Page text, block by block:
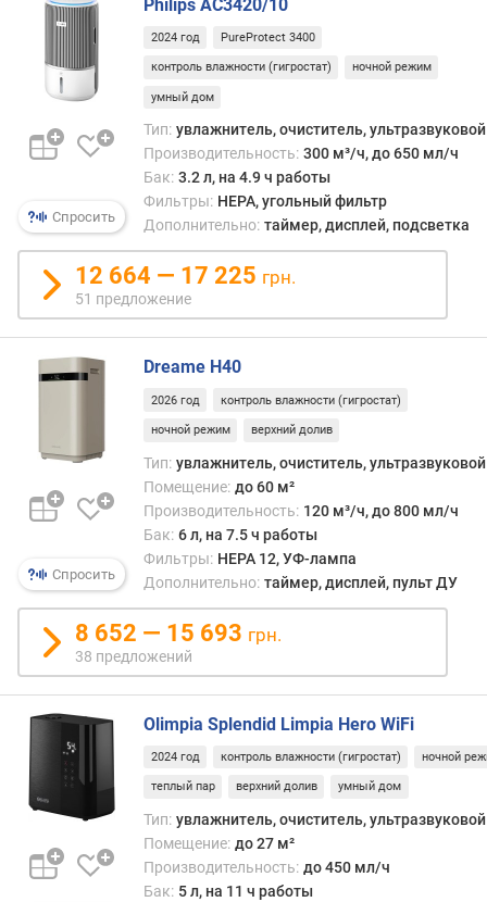
а
х
о
в
о
(
м
л
/
ч
)
о
е
б
а
д
л
я
в
о
д
ы
и
н
Спросить
Philips AC3420/10
2024 год PureProtect 3400
контроль влажности (гигростат) ночной режим
умный дом
Тип: увлажнитель, очиститель, ультразвуковой
Производительность: 300 м³/ч, до 650 мл/ч
Бак: 3.2 л, на 4.9 ч работы
Фильтры: HEPA, угольный фильтр
Дополнительно: таймер, дисплей, подсветка
12 664 — 17 225 грн.
51 предложение
Спросить
Dreame H40
2026 год контроль влажности (гигростат)
ночной режим верхний долив
Тип: увлажнитель, очиститель, ультразвуковой
Помещение: до 60 м²
Производительность: 120 м³/ч, до 800 мл/ч
Бак: 6 л, на 7.5 ч работы
Фильтры: HEPA 12, УФ-лампа
Дополнительно: таймер, дисплей, пульт ДУ
8 652 — 15 693 грн.
38 предложений
Olimpia Splendid Limpia Hero WiFi
2024 год контроль влажности (гигростат) ночной
теплый пар верхний долив умный дом
Тип: увлажнитель, очиститель, ультразвуковой
Помещение: до 27 м²
Производительность: до 450 мл/ч
Бак: 5 л, на 11 ч работы